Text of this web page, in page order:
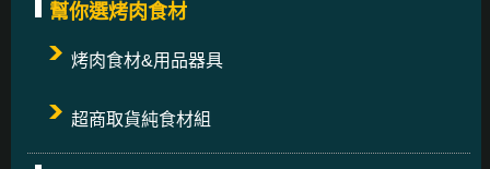
幫你選烤肉食材
烤肉食材&用品器具
超商取貨純食材組